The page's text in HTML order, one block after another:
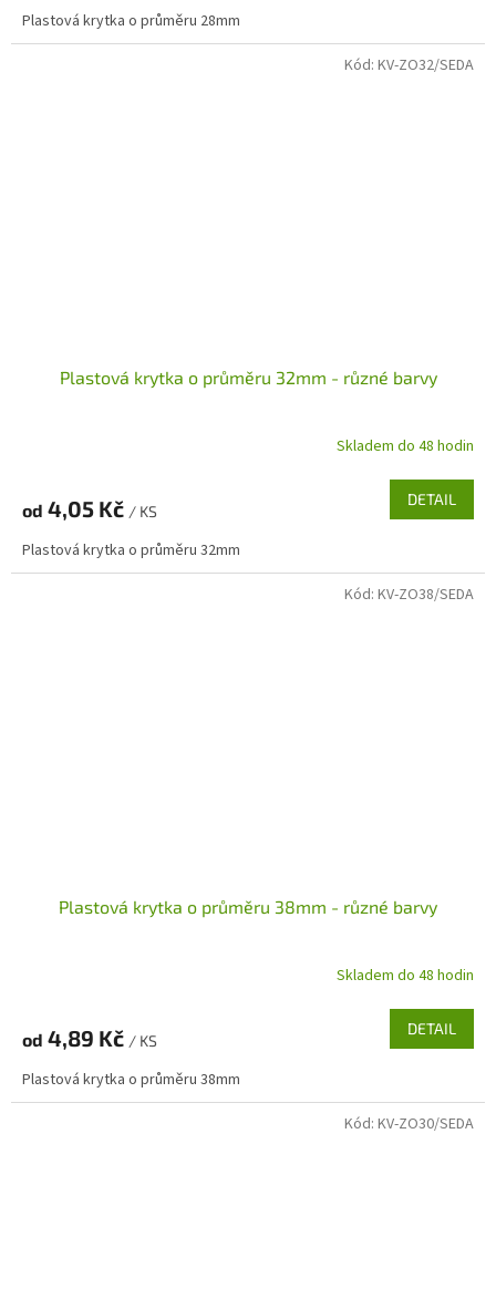
Plastová krytka o průměru 28mm
Plastová krytka o průměru 32mm - různé barvy
Skladem do 48 hodin
od 4,05 Kč / KS
DETAIL
Plastová krytka o průměru 32mm
Kód: KV-ZO32/SEDA
Plastová krytka o průměru 38mm - různé barvy
Skladem do 48 hodin
od 4,89 Kč / KS
DETAIL
Plastová krytka o průměru 38mm
Kód: KV-ZO38/SEDA
Kód: KV-ZO30/SEDA